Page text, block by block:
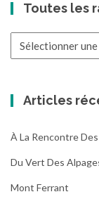
Toutes les
Articles
À La Rencontre
Du Vert Des
Mont Ferrant